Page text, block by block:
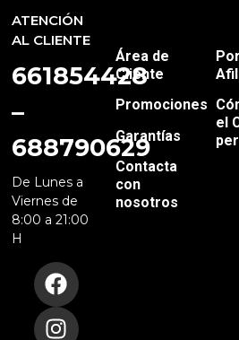
ATENCIÓN
AL CLIENTE
661854428
–
688790629
De Lunes a
Viernes de
8:00 a 21:00
H
Área de
Cliente
Promociones
Garantías
Contacta
con
nosotros
el